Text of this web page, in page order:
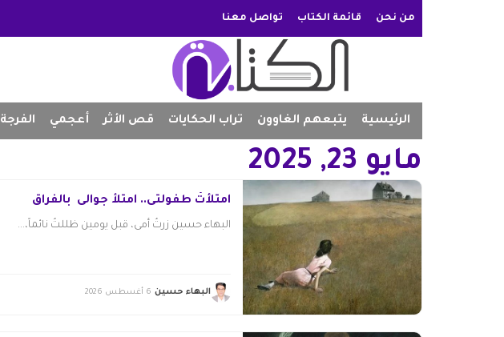
من نحن قائمة الكتاب تواصل معنا
الرئيسية يتبعهم الغاوون تراب الحكايات قص الأثر أعجمي الفرجة
مايو 23, 2025
امتلأتْ طفولتى.. امتلأ جوالى بالفراق
البهاء حسين زرتُ أمى، قبل يومين ظللتُ نائماً،...
البهاء حسين 6 أغسطس 2026